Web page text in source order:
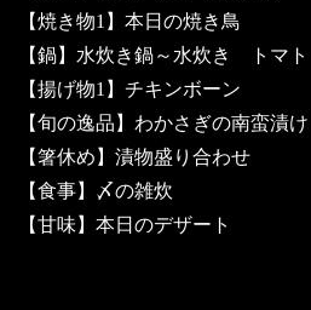
【焼き物1】本日の焼き鳥
【鍋】水炊き鍋～水炊き トマ
【揚げ物1】チキンボーン
【旬の逸品】わかさぎの南蛮漬け
【箸休め】漬物盛り合わせ
【食事】〆の雑炊
【甘味】本日のデザート